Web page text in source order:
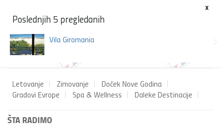
x
Poslednjih 5 pregledanih
Vila Giromania
Letovanje Zimovanje
Doček Nove Godina
Gradovi Evrope
Spa & Wellness Daleke Destinacije
ŠTA RADIMO